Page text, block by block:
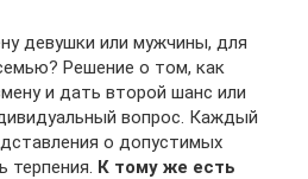
девушки или мужчины, для
Решение о том, как
и дать второй шанс или
вопрос. Каждый
о допустимых
терпения. К тому же есть